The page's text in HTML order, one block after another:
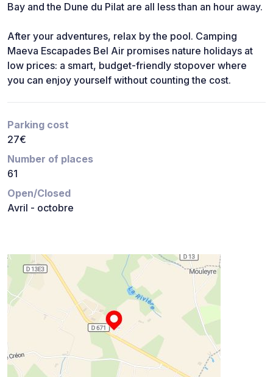
Bay and the Dune du Pilat are all less than an hour away.
After your adventures, relax by the pool. Camping
Maeva Escapades Bel Air promises nature holidays at
low prices: a smart, budget-friendly stopover where
you can enjoy yourself without counting the cost.
Parking cost
27€
Number of places
61
Open/Closed
Avril - octobre